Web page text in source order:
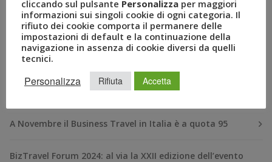
A Novembre il Business Travel in Italia è a quota 95
BizTravel Forum 2024: al via la XXII edizione dell’evento
cliccando sul pulsante Personalizza per maggiori
informazioni sui singoli cookie di ogni categoria. Il
rifiuto dei cookie comporta il permanere delle
impostazioni di default e la continuazione della
navigazione in assenza di cookie diversi da quelli
tecnici.
Personalizza Rifiuta Accetta